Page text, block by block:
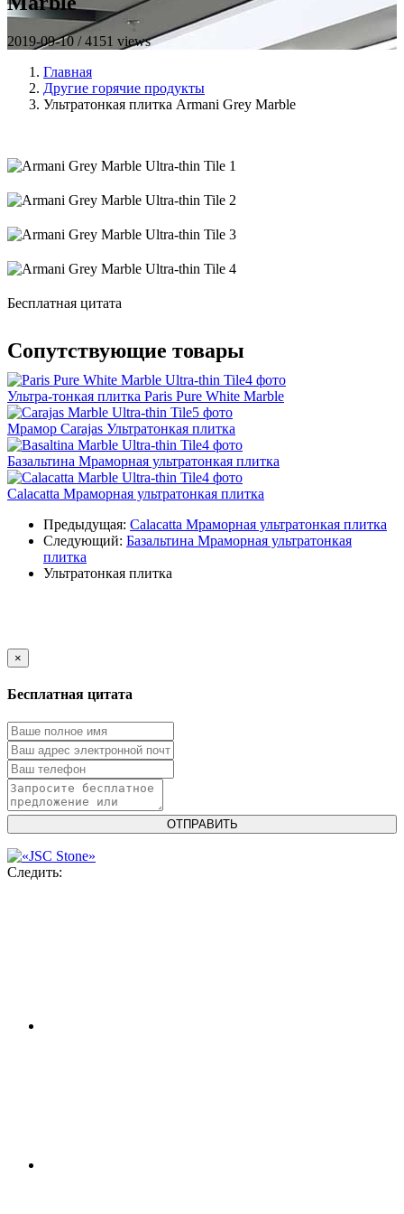
2019-09-10 / 4151 views
Главная
Другие горячие продукты
Ультратонкая плитка Armani Grey Marble
Бесплатная цитата
Сопутствующие товары
4 фото
Ультра-тонкая плитка Paris Pure White Marble
5 фото
Мрамор Carajas Ультратонкая плитка
4 фото
Базальтина Мраморная ультратонкая плитка
4 фото
Calacatta Мраморная ультратонкая плитка
Предыдущая: Calacatta Мраморная ультратонкая плитка
Следующий: Базальтина Мраморная ультратонкая
плитка
Ультратонкая плитка
×
Бесплатная цитата
Следить: